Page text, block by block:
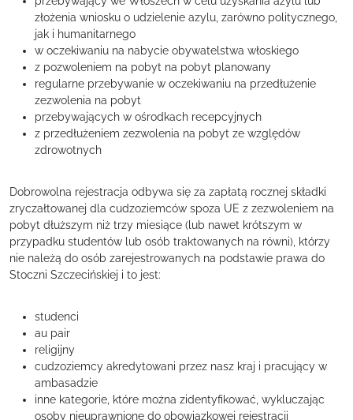
złożenia wniosku o udzielenie azylu, zarówno politycznego,
jak i humanitarnego
w oczekiwaniu na nabycie obywatelstwa włoskiego
z pozwoleniem na pobyt na pobyt planowany
regularne przebywanie w oczekiwaniu na przedłużenie
zezwolenia na pobyt
przebywających w ośrodkach recepcyjnych
z przedłużeniem zezwolenia na pobyt ze względów
zdrowotnych
Dobrowolna rejestracja odbywa się za zapłatą rocznej składki
zryczałtowanej dla cudzoziemców spoza UE z zezwoleniem na
pobyt dłuższym niż trzy miesiące (lub nawet krótszym w
przypadku studentów lub osób traktowanych na równi), którzy
nie należą do osób zarejestrowanych na podstawie prawa do
Stoczni Szczecińskiej i to jest:
studenci
au pair
religijny
cudzoziemcy akredytowani przez nasz kraj i pracujący w
ambasadzie
inne kategorie, które można zidentyfikować, wykluczając
osoby nieuprawnione do obowiązkowej rejestracji